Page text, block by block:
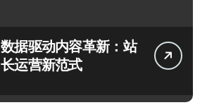
数据驱动内容革新：站
长运营新范式